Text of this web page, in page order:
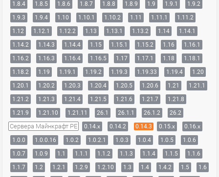
1.8.4
1.8.5 1.8.6 1.8.7 1.8.8 1.8.9 1.9 1.9.1
1.9.2
1.9.3
1.9.4 1.10 1.10.1 1.10.2 1.11 1.11.1
1.11.2
1.12
1.12.1 1.12.2 1.13 1.13.1 1.13.2 1.14
1.14.1
1.14.2
1.14.3 1.14.4 1.15 1.15.1 1.15.2 1.16
1.16.1
1.16.2
1.16.3 1.16.4 1.16.5 1.17 1.17.1 1.18
1.18.1
1.18.2
1.19 1.19.1 1.19.2 1.19.3 1.19.33 1.19.4
1.20
1.20.1
1.20.2 1.20.3 1.20.4 1.20.5 1.20.6 1.21
1.21.1
1.21.2
1.21.3 1.21.4 1.21.5 1.21.6 1.21.7
1.21.8
1.21.9
1.21.10 1.21.11 26.1 26.1.1 26.1.2 26.2
Сервера Майнкрафт PE 0.14.x 0.14.2 0.14.3 0.15.x
0.16.x
1.0.0
1.0.0.16 1.0.2 1.0.2.1 1.0.3 1.0.4 1.0.5
1.0.6
1.0.7
1.0.9 1.1 1.1.1 1.1.2 1.1.3 1.1.4 1.1.5
1.1.6
1.1.7
1.2 1.2.1 1.2.9 1.2.10 1.3 1.4 1.4.2 1.5
1.6